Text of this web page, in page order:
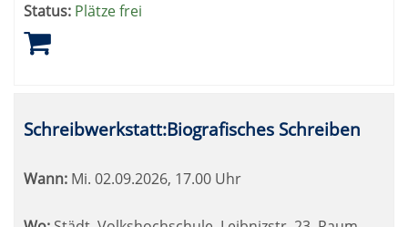
Status: Plätze frei
Schreibwerkstatt:Biografisches Schreiben
Wann: Mi. 02.09.2026, 17.00 Uhr